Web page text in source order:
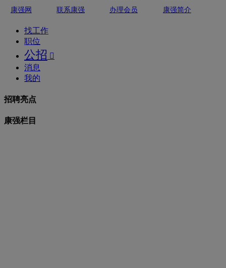
康强网
联系康强 办理会员 康强简介
找工作
职位
公招 
消息
我的
招聘亮点
康强栏目